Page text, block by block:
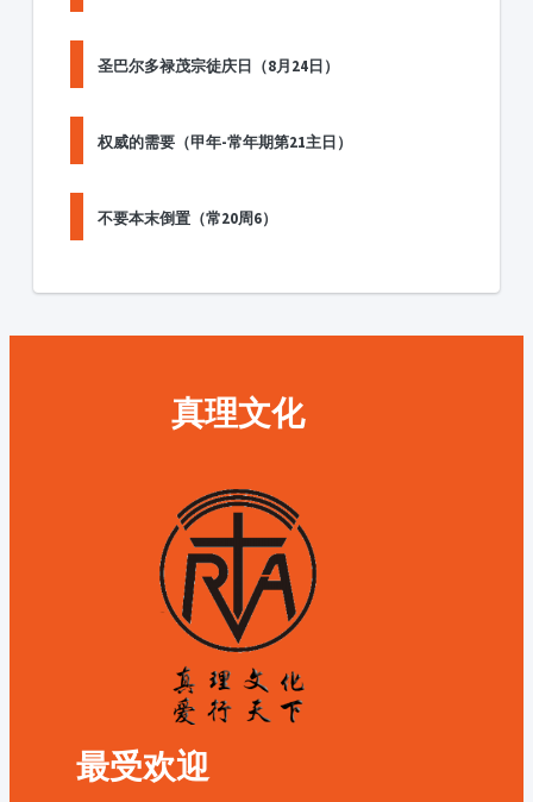
圣巴尔多禄茂宗徒庆日（8月24日）
权威的需要（甲年-常年期第21主日）
不要本末倒置（常20周6）
真理文化
最受欢迎